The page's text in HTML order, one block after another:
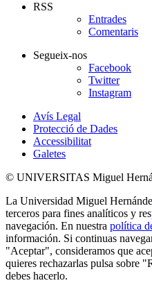
RSS
Entrades
Comentaris
Segueix-nos
Facebook
Twitter
Instagram
Avís Legal
Protecció de Dades
Accessibilitat
Galetes
© UNIVERSITAS Miguel
La Universidad Miguel
terceros para fines analíticos y
navegación. En nuestra política
información. Si continuas
"Aceptar", consideramos que
quieres rechazarlas pulsa sobre
debes hacerlo.